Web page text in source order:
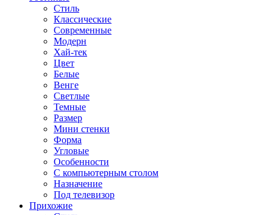
Стиль
Классические
Современные
Модерн
Хай-тек
Цвет
Белые
Венге
Светлые
Темные
Размер
Мини стенки
Форма
Угловые
Особенности
С компьютерным столом
Назначение
Под телевизор
Прихожие